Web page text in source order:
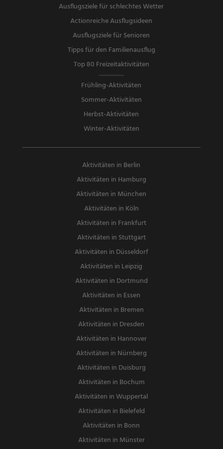
Ausflugsziele für schlechtes Wetter
Actionreiche Ausflugsideen
Ausflugsziele für Senioren
Tipps für den Familienausflug
Top 80 Freizeitaktivitäten
Frühling-Aktivitäten
Sommer-Aktivitäten
Herbst-Aktivitäten
Winter-Aktivitäten
Aktivitäten in Berlin
Aktivitäten in Hamburg
Aktivitäten in München
Aktivitäten in Köln
Aktivitäten in Frankfurt
Aktivitäten in Stuttgart
Aktivitäten in Düsseldorf
Aktivitäten in Leipzig
Aktivitäten in Dortmund
Aktivitäten in Essen
Aktivitäten in Bremen
Aktivitäten in Dresden
Aktivitäten in Hannover
Aktivitäten in Nürnberg
Aktivitäten in Duisburg
Aktivitäten in Bochum
Aktivitäten in Wuppertal
Aktivitäten in Bielefeld
Aktivitäten in Bonn
Aktivitäten in Münster